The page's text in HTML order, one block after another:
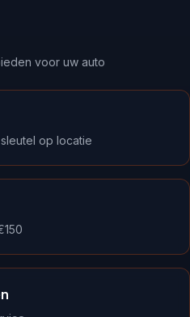
voor uw auto
op locatie